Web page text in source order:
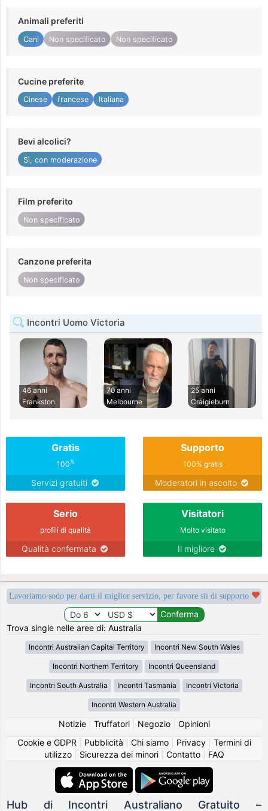
Animali preferiti
Cani Non specificato Non specificato
Cucine preferite
Cinese francese Italiana
Bevi alcolici?
Sì, con moderazione
Film preferito
Non specificato
Canzone preferita
Non specificato
Incontri Uomo Victoria
46 anni
Frankston
70 anni
Melbourne
25 anni
Craigieburn
Gratis
100%
Servizi gratuiti
Supporto
100% gratis
Moderatori in ascolto
Serio
profili di qualità
Qualità confermata
Visitatori
Molto visitato
Il migliore
Lavoriamo sodo per darti il miglior servizio, per favore sii di supporto
Trova single nelle aree di: Australia
Incontri Australian Capital Territory Incontri New South Wales
Incontri Northern Territory Incontri Queensland
Incontri South Australia Incontri Tasmania Incontri Victoria
Incontri Western Australia
Notizie| Truffatori| Negozio| Opinioni
Cookie e GDPR
Pubblicità Chi siamo| Privacy| Termini di
utilizzo| Sicurezza dei minori| Contatto| FAQ
Hub di Incontri Australiano Gratuito –